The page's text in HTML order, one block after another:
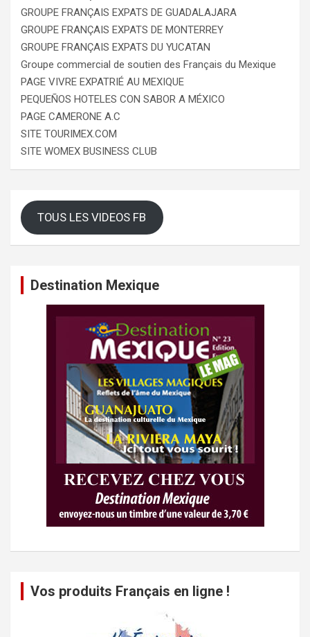
GROUPE FRANÇAIS EXPATS DE GUADALAJARA
GROUPE FRANÇAIS EXPATS DE MONTERREY
GROUPE FRANÇAIS EXPATS DU YUCATAN
Groupe commercial de soutien des Français du Mexique
PAGE VIVRE EXPATRIÉ AU MEXIQUE
PEQUEÑOS HOTELES CON SABOR A MÉXICO
PAGE CAMERONE A.C
SITE TOURIMEX.COM
SITE WOMEX BUSINESS CLUB
TOUS LES VIDEOS FB
Destination Mexique
Vos produits Français en ligne !